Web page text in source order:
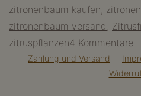
zitronenbaum kaufen,
zitronenbaum versand ,
zitruspflanzen4 Kommentare
–
Zahlung und Versand